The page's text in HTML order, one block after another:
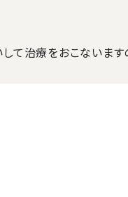
治療をおこないます